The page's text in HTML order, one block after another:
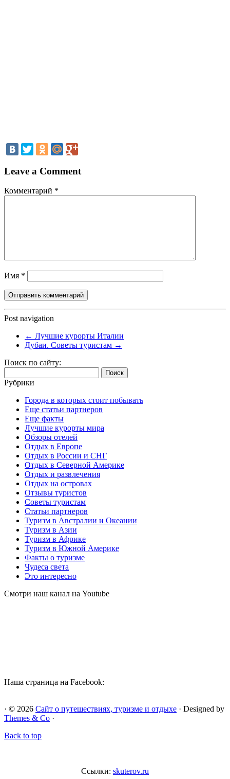
Leave a Comment
Комментарий *
Имя *
Post navigation
← Лучшие курорты Италии
Дубаи. Советы туристам →
Поиск по сайту:
Рубрики
Города в которых стоит побывать
Еще статьи партнеров
Еще факты
Лучшие курорты мира
Обзоры отелей
Отдых в Европе
Отдых в России и СНГ
Отдых в Северной Америке
Отдых и развлечения
Отдых на островах
Отзывы туристов
Советы туристам
Статьи партнеров
Туризм в Австралии и Океании
Туризм в Азии
Туризм в Африке
Туризм в Южной Америке
Факты о туризме
Чудеса света
Это интересно
Смотри наш канал на Youtube
Наша страница на Facebook:
· © 2026 Сайт о путешествиях, туризме и отдыхе · Designed by
Themes & Co ·
Back to top
Ссылки: skuterov.ru